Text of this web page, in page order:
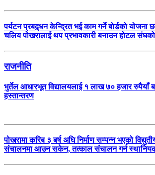
पर्यटन प्रबद्र्धन केन्द्रित भई काम गर्ने बोर्डको
चलिय पोखरालाई थप प्रभावकारी बनाउन होटल
राजनीति
भुर्तेल आधारभूत विद्यालयलाई १ लाख ७० हजार रुपैयाँ
हस्तान्तरण
पोखरामा करिब ३ बर्ष अघि निर्माण सम्पन्न भएको
संचालनमा आउन सकेन, तत्काल संचालन गर्न